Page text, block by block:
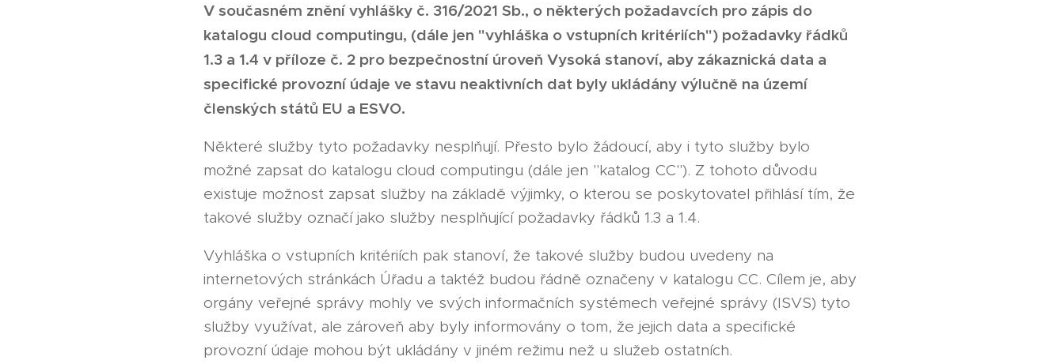
V současném znění vyhlášky č. 316/2021 Sb., o některých požadavcích pro zápis do
katalogu cloud computingu, (dále jen "vyhláška o vstupních kritériích") požadavky řádků
1.3 a 1.4 v příloze č. 2 pro bezpečnostní úroveň Vysoká stanoví, aby zákaznická data a
specifické provozní údaje ve stavu neaktivních dat byly ukládány výlučně na území
členských států EU a ESVO.
Některé služby tyto požadavky nesplňují. Přesto bylo žádoucí, aby i tyto služby bylo
možné zapsat do katalogu cloud computingu (dále jen "katalog CC"). Z tohoto důvodu
existuje možnost zapsat služby na základě výjimky, o kterou se poskytovatel přihlásí tím, že
takové služby označí jako služby nesplňující požadavky řádků 1.3 a 1.4.
Vyhláška o vstupních kritériích pak stanoví, že takové služby budou uvedeny na
internetových stránkách Úřadu a taktéž budou řádně označeny v katalogu CC. Cílem je, aby
orgány veřejné správy mohly ve svých informačních systémech veřejné správy (ISVS) tyto
služby využívat, ale zároveň aby byly informovány o tom, že jejich data a specifické
provozní údaje mohou být ukládány v jiném režimu než u služeb ostatních.